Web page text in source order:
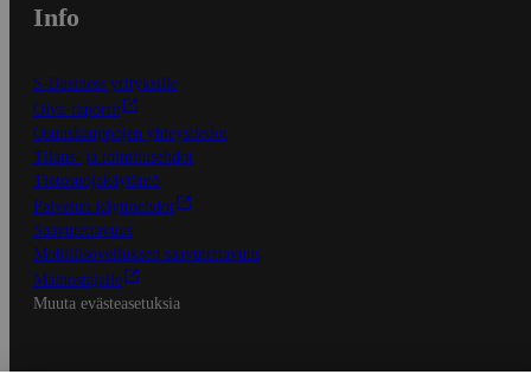
Info
S-Business yrityksille
Oiva-raportit
Osuuskauppojen yhteystiedot
Tilaus- ja toimitusehdot
Tietosuojakäytäntö
Palvelun käyttöehdot
Saavutettavuus
Mobiilisovelluksen saavutettavuus
Mainostajalle
Muuta evästeasetuksia